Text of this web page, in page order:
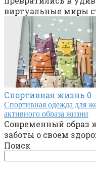
виртуальные миры
Спортивная жизнь 0
Спортивная одежда для
активного образа жизни
Современный образ
заботы о своем
Поиск